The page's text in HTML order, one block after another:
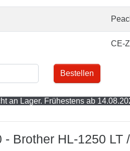
CE-
Bestellen
an Lager. Frühestens ab
- Brother HL-1250